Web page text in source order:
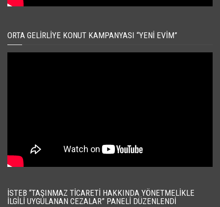
ORTA GELIRLIYE KONUT KAMPANYASI “YENI EVIM”
İSTEB “TAŞINMAZ TICARETI HAKKINDA YÖNETMELIKLE
İLGILI UYGULANAN CEZALAR” PANELI DÜZENLENDI